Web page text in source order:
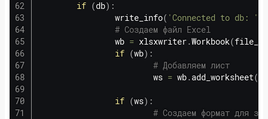
if (db) :
                write_info
( 'Connected to db: '
# Создаем файл Excel
                wb
= xlsxwriter.Workbook(
if (wb) :
# Добавляем лист
                        ws
= wb.add_worksheet(
if (ws) :
# Создаем формат для